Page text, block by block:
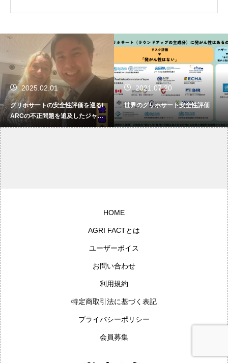
2025.02.01
グリホサートの安全性評価を巡るI
ARCの不正問題を追及したジャー
ナリストの話を聞きに行ってみた
2021.07.20
世界のグリホサート安全性評価
HOME
AGRI FACTとは
ユーザーボイス
お問い合わせ
利用規約
特定商取引法に基づく表記
プライバシーポリシー
会員募集